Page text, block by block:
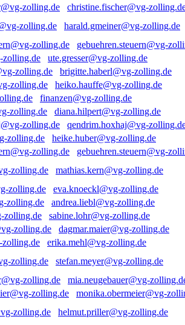
christine.fischer@vg-
harald.gmeiner@vg-zolling.de
gebuehren.steuern@vg-
ute.gresser@vg-zolling.de
brigitte.haberl@vg-zolling.de
heiko.hauffe@vg-zolling.de
finanzen@vg-zolling.de
diana.hilpert@vg-zolling.de
qendrim.hoxhaj@vg-
heike.huber@vg-zolling.de
gebuehren.steuern@vg-
mathias.kern@vg-zolling.de
eva.knoeckl@vg-zolling.de
andrea.liebl@vg-zolling.de
sabine.lohr@vg-zolling.de
dagmar.maier@vg-zolling.de
erika.mehl@vg-zolling.de
stefan.meyer@vg-zolling.de
mia.neugebauer@vg-
monika.obermeier@vg-
helmut.priller@vg-zolling.de